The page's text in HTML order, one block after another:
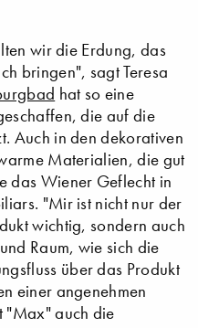
wir die Erdung, das
bringen", sagt Teresa
hat so eine
die auf die
Auch in den dekorativen
Materialien, die gut
das Wiener Geflecht in
"Mir ist nicht nur der
wichtig, sondern auch
Raum, wie sich die
über das Produkt
einer angenehmen
"Max" auch die